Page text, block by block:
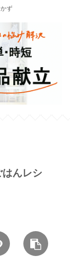
ず
んレシ